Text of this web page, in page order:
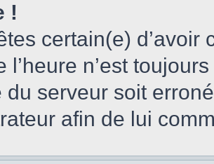
!
certain(e)
l’heure n’est
du serveur soit
afin de lui